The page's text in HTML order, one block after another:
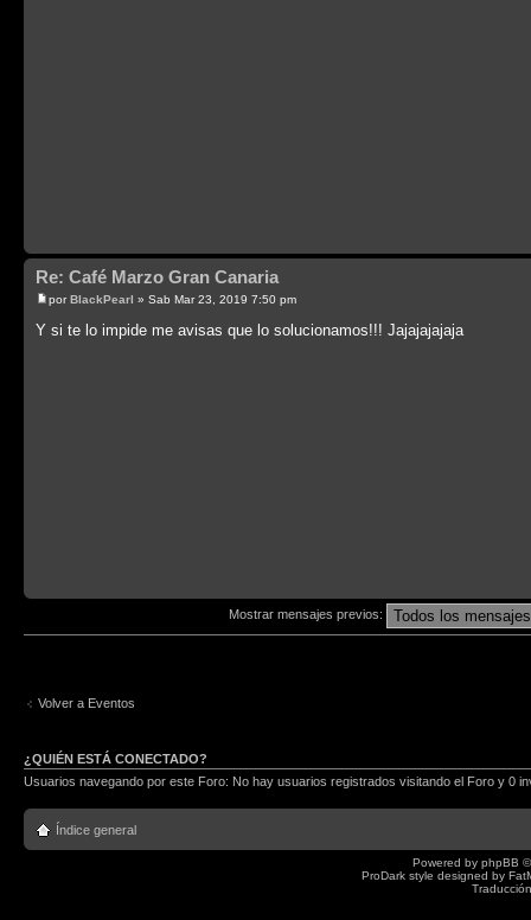
Re: Café Marzo Gran Canaria
porBlackPearl » Sab Mar 23, 2019 7:50 pm
Y si te lo impide me avisas que lo solucionamos!!! Jajajajajaja
Mostrar mensajes previos:
Volver a Eventos
¿QUIÉN ESTÁ CONECTADO?
Usuarios navegando por este Foro: No hay usuarios registrados visitando el Foro y 0
Índice general
Powered by phpBB
ProDark style designed by